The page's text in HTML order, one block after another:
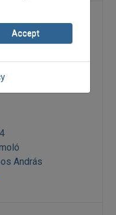
1999.
András
Accept